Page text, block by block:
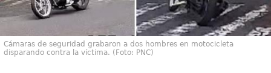
Cámaras de seguridad grabaron a dos hombres en motocicleta
disparando contra la víctima. (Foto: PNC)